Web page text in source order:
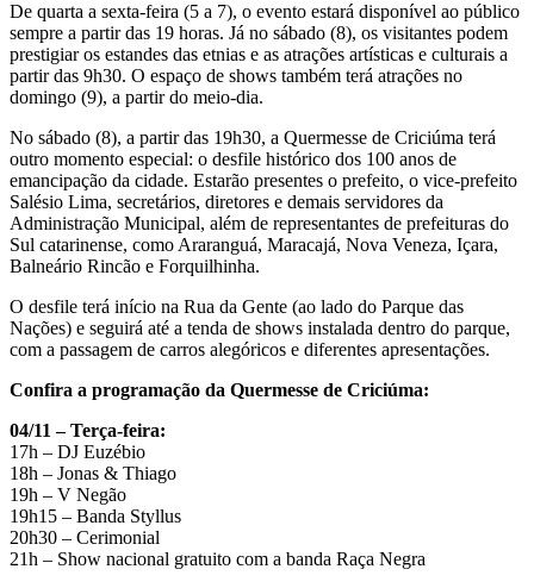
De quarta a sexta-feira (5 a 7), o evento estará disponível ao público
sempre a partir das 19 horas. Já no sábado (8), os visitantes podem
prestigiar os estandes das etnias e as atrações artísticas e culturais a
partir das 9h30. O espaço de shows também terá atrações no
domingo (9), a partir do meio-dia.
No sábado (8), a partir das 19h30, a Quermesse de Criciúma terá
outro momento especial: o desfile histórico dos 100 anos de
emancipação da cidade. Estarão presentes o prefeito, o vice-prefeito
Salésio Lima, secretários, diretores e demais servidores da
Administração Municipal, além de representantes de prefeituras do
Sul catarinense, como Araranguá, Maracajá, Nova Veneza, Içara,
Balneário Rincão e Forquilhinha.
O desfile terá início na Rua da Gente (ao lado do Parque das
Nações) e seguirá até a tenda de shows instalada dentro do parque,
com a passagem de carros alegóricos e diferentes apresentações.
Confira a programação da Quermesse de Criciúma:
04/11 – Terça-feira:
17h – DJ Euzébio
18h – Jonas & Thiago
19h – V Negão
19h15 – Banda Styllus
20h30 – Cerimonial
21h – Show nacional gratuito com a banda Raça Negra